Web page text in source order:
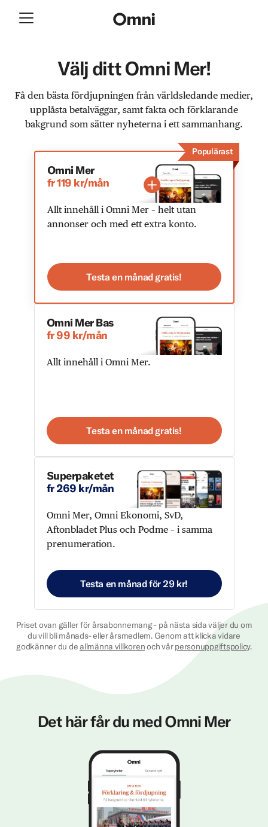
Välj ditt Omni Mer!
Få den bästa fördjupningen från världsledande medier,
upplåsta betalväggar, samt fakta och förklarande
bakgrund som sätter nyheterna i ett sammanhang.
Populärast
Omni Mer
fr 119 kr/mån
Allt innehåll i Omni Mer – helt utan
annonser och med ett extra konto.
Testa en månad gratis!
Omni Mer Bas
fr 99 kr/mån
Allt innehåll i Omni Mer.
Testa en månad gratis!
Superpaketet
fr 269 kr/mån
Omni Mer, Omni Ekonomi, SvD,
Aftonbladet Plus och Podme – i samma
prenumeration.
Testa en månad för 29 kr!
Priset ovan gäller för årsabonnemang - på nästa sida väljer du om
du vill bli månads- eller årsmedlem. Genom att klicka vidare
godkänner du deallmänna villkorenoch vårpersonuppgiftspolicy.
Det här får du med Omni Mer